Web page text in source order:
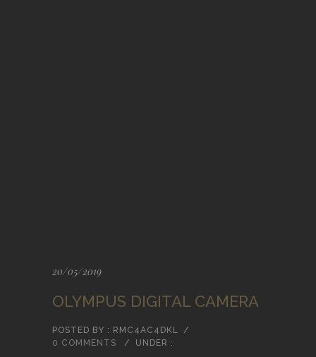
20/05/2019
OLYMPUS DIGITAL CAMERA
POSTED BY : RMC4AC4DKL /
0 COMMENTS
/ UNDER :